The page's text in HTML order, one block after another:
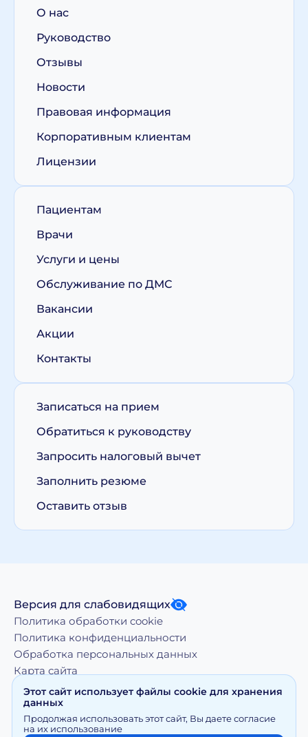
О нас
Руководство
Отзывы
Новости
Правовая информация
Корпоративным клиентам
Лицензии
Пациентам
Врачи
Услуги и цены
Обслуживание по ДМС
Вакансии
Акции
Контакты
Записаться на прием
Обратиться к руководству
Запросить налоговый вычет
Заполнить резюме
Оставить отзыв
Версия для слабовидящих
Политика обработки cookie
Политика конфиденциальности
Обработка персональных данных
Карта сайта
использование материалов, размещенных на moy-
doktor.org возможно только с письменного разрешения
Этот сайт использует файлы cookie для хранения
данных
Продолжая использовать этот сайт, Вы даете согласие
на их использование